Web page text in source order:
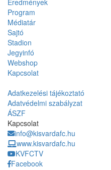
Program
Médiatár
Sajtó
Stadion
Jegyinfó
Webshop
Kapcsolat
Adatkezelési tájékoztató
Adatvédelmi szabályzat
ÁSZF
Kapcsolat
info@kisvardafc.hu
www.kisvardafc.hu
KVFCTV
Facebook